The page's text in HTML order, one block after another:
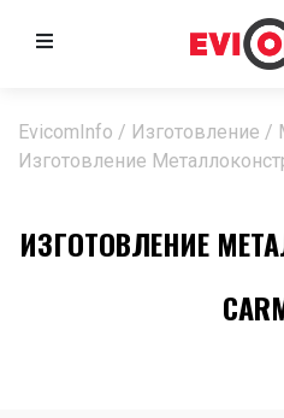
EvicomInfo / Изготовление /
Изготовление
ИЗГОТОВЛЕНИЕ